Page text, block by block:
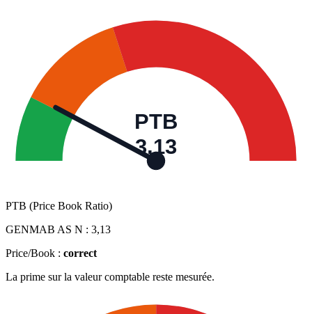
PTB
3,13
PTB (Price Book Ratio)
GENMAB AS N : 3,13
Price/Book : correct
La prime sur la valeur comptable reste mesurée.